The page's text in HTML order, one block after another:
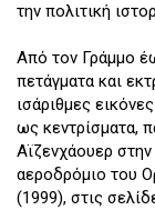
την πολιτική
Από τον Γράμμο
πετάγματα και
ισάριθμες
ως κεντρίσματα,
Αϊζενχάουερ
αεροδρόμιο του
(1999), στις